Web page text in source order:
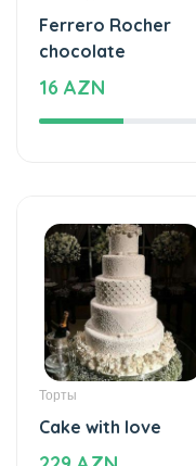
Торты
Cake with love
229 AZN